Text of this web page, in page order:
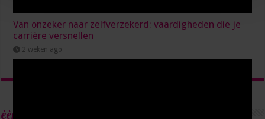
Van onzeker naar zelfverzekerd: vaardigheden die je
carrière versnellen
2 weken ago
èèn Reactie